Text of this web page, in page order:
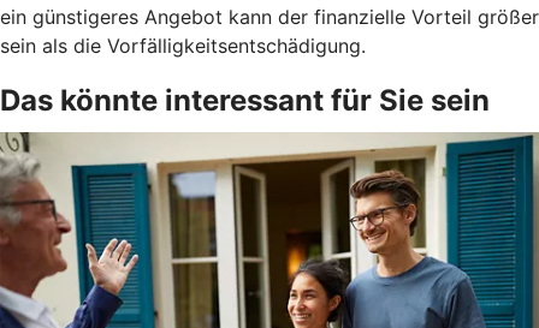
ein günstigeres Angebot kann der finanzielle Vorteil größer
sein als die Vorfälligkeitsentschädigung.
Das könnte interessant für Sie sein